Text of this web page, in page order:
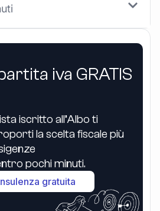
iva GRATIS
iscritto all’Albo ti
la scelta fiscale più
pochi minuti.
gratuita